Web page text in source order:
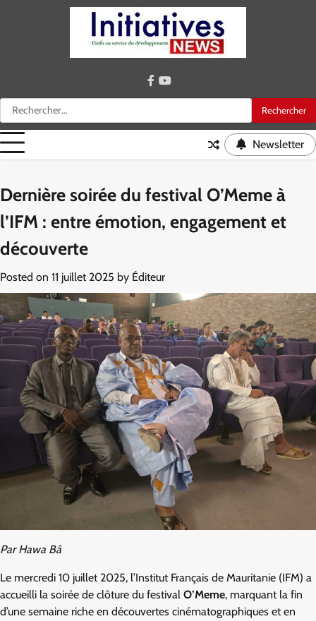
Rechercher :
facebook
youtube
Newsletter
Dernière soirée du festival O’Meme à
l’IFM : entre émotion, engagement et
découverte
Posted on 11 juillet 2025 by Éditeur
Par Hawa Bâ
Le mercredi 10 juillet 2025, l’Institut Français de Mauritanie (IFM) a
accueilli la soirée de clôture du festival O’Meme, marquant la fin
d’une semaine riche en découvertes cinématographiques et en